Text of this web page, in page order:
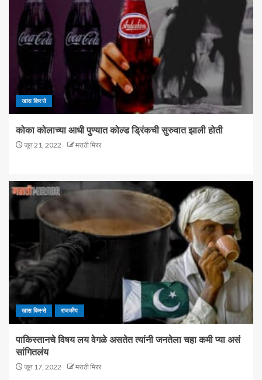
खास किस्से
कोका कोलाच्या आधी पुण्यात कोल्ड ड्रिंकची सुरुवात झाली होती
जून 21, 2022 मराठी मिरर
खास किस्से राजकीय
पाकिस्तानचे विषय लय वेगळे असतेत त्यांनी जनतेला चहा कमी प्या असं
सांगितलंय
जून 17, 2022 मराठी मिरर